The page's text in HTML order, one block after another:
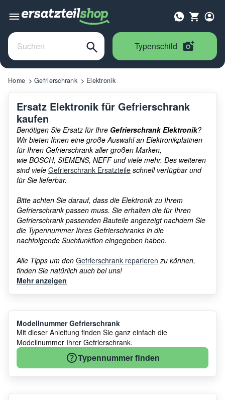
Typenschild
Home Gefrierschrank Elektronik
Ersatz Elektronik für Gefrierschrank
kaufen
Benötigen Sie Ersatz für Ihre Gefrierschrank Elektronik?
Wir bieten Ihnen eine große Auswahl an Elektronikplatinen
für Ihren Gefrierschrank aller großen Marken,
wie BOSCH, SIEMENS, NEFF und viele mehr. Des weiteren
sind viele Gefrierschrank Ersatzteile schnell verfügbar und
für Sie lieferbar.
Bitte achten Sie darauf, dass die Elektronik zu Ihrem
Gefrierschrank passen muss. Sie erhalten die für Ihren
Gefrierschrank passenden Bauteile angezeigt nachdem Sie
die Typennummer Ihres Gefrierschranks in die
nachfolgende Suchfunktion eingegeben haben.
Alle Tipps um den Gefrierschrank reparieren zu können,
finden Sie natürlich auch bei uns!
Mehr anzeigen
Modellnummer Gefrierschrank
Mit dieser Anleitung finden Sie ganz einfach die
Modellnummer Ihrer Gefrierschrank.
Typennummer finden